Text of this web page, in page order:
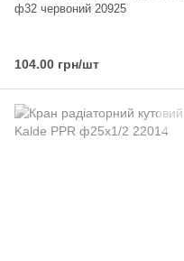
ф32 червоний 20925
104.00 грн/шт